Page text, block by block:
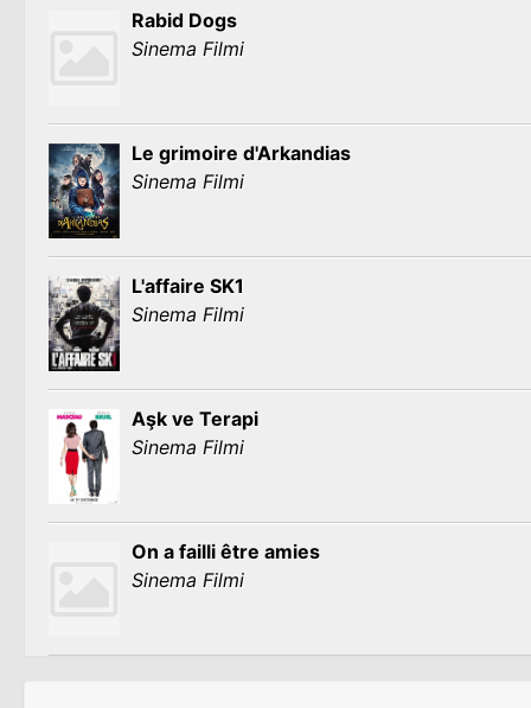
Rabid Dogs
Sinema Filmi
Le grimoire d'Arkandias
Sinema Filmi
L'affaire SK1
Sinema Filmi
Aşk ve Terapi
Sinema Filmi
On a failli être amies
Sinema Filmi